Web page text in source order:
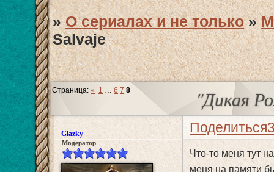
»О сериалах и не только »
Salvaje
"Дикая
Страница:« 1 … 6 7 8
Поделиться
Glazky
Модератор
Что-то меня тут
меня на памяти